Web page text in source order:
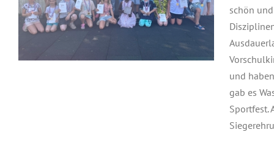
schön
und
gab es
Sportfest.